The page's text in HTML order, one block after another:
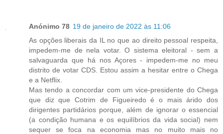
Anónimo 78 19 de janeiro de 2022 às 11:06
As opções liberais da IL no que ao direito pessoal respeita,
impedem-me de nela votar. O sistema eleitoral - sem a
salvaguarda que há nos Açores - impedem-me no meu
distrito de votar CDS. Estou assim a hesitar entre o Chega
e a Netflix.
Mas tendo a concordar com um vice-presidente do Chega
que diz que Cotrim de Figueiredo é o mais árido dos
dirigentes partidários porque, além de ignorar o essencial
(a condição humana e os equilíbrios da vida social) nem
sequer se foca na economia mas no muito mais no